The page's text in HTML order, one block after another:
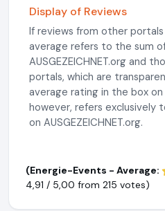
Display of Reviews
If reviews from other
average refers to the sum
AUSGEZEICHNET.org and
portals, which are
average rating in the box
however, refers exclusively
on AUSGEZEICHNET.org.
(Energie-Events - Average:
4,91 / 5,00 from 215 votes)